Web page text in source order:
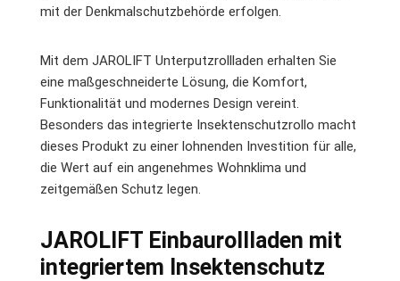
mit der Denkmalschutzbehörde erfolgen.
Mit dem JAROLIFT Unterputzrollladen erhalten Sie
eine maßgeschneiderte Lösung, die Komfort,
Funktionalität und modernes Design vereint.
Besonders das integrierte Insektenschutzrollo macht
dieses Produkt zu einer lohnenden Investition für alle,
die Wert auf ein angenehmes Wohnklima und
zeitgemäßen Schutz legen.
JAROLIFT Einbaurollladen mit
integriertem Insektenschutz